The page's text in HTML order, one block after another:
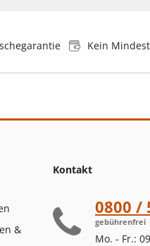
Kein
&
Kontakt
0800 /
gebührenfrei
Mo. - Fr.: